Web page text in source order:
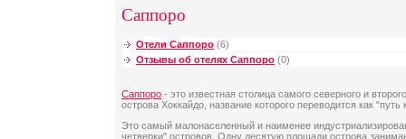
Саппоро
Отели Саппоро (6)
Отзывы об отелях Саппоро (0)
Саппоро - это известная столица самого северного и
острова Хоккайдо, название которого переводится как
Это самый малонаселенный и наименее
четверки" островов. Одну десятую площади острова